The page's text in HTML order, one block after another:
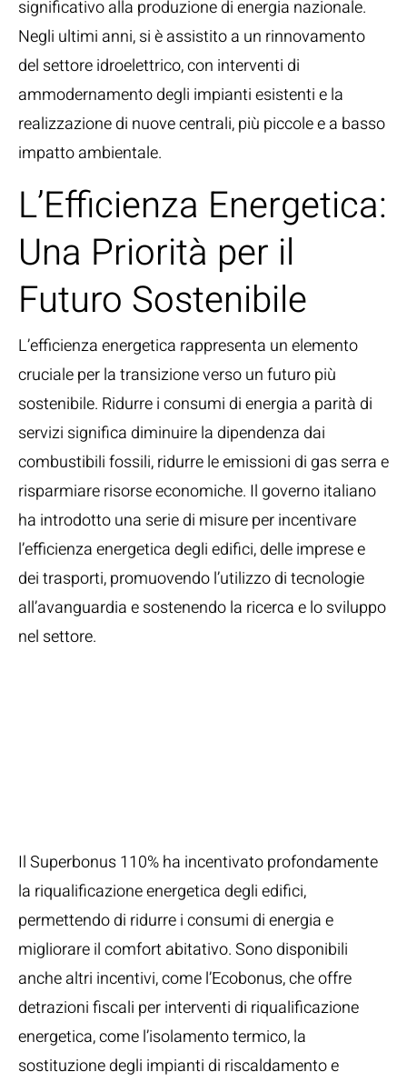
significativo alla produzione di energia nazionale.
Negli ultimi anni, si è assistito a un rinnovamento
del settore idroelettrico, con interventi di
ammodernamento degli impianti esistenti e la
realizzazione di nuove centrali, più piccole e a basso
impatto ambientale.
L’Efficienza Energetica:
Una Priorità per il
Futuro Sostenibile
L’efficienza energetica rappresenta un elemento
cruciale per la transizione verso un futuro più
sostenibile. Ridurre i consumi di energia a parità di
servizi significa diminuire la dipendenza dai
combustibili fossili, ridurre le emissioni di gas serra e
risparmiare risorse economiche. Il governo italiano
ha introdotto una serie di misure per incentivare
l’efficienza energetica degli edifici, delle imprese e
dei trasporti, promuovendo l’utilizzo di tecnologie
all’avanguardia e sostenendo la ricerca e lo sviluppo
nel settore.
Il Superbonus 110% ha incentivato profondamente
la riqualificazione energetica degli edifici,
permettendo di ridurre i consumi di energia e
migliorare il comfort abitativo. Sono disponibili
anche altri incentivi, come l’Ecobonus, che offre
detrazioni fiscali per interventi di riqualificazione
energetica, come l’isolamento termico, la
sostituzione degli impianti di riscaldamento e